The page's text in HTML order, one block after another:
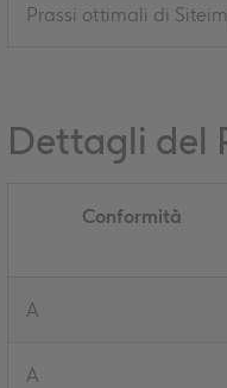
Prassi ottimali di
Dettagli del
Conformità
A
A